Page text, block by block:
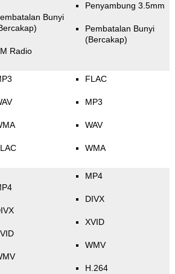
Bunyi
Radio
Penyambung 3.5mm
Pembatalan Bunyi
(Bercakap)
FLAC
MP3
WAV
WMA
MP4
DIVX
XVID
WMV
H.264